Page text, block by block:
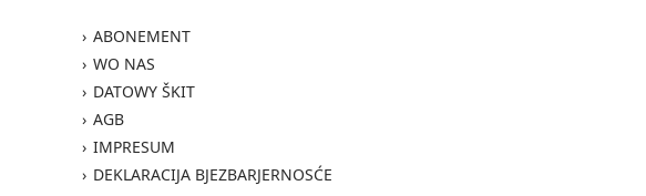
ABONEMENT
WO NAS
DATOWY ŠKIT
AGB
IMPRESUM
DEKLARACIJA BJEZBARJERNOSĆE